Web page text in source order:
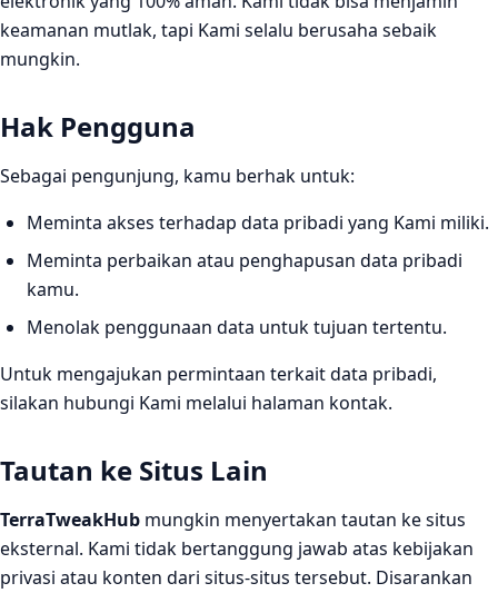
keamanan mutlak, tapi Kami selalu berusaha sebaik
mungkin.
Hak Pengguna
Sebagai pengunjung, kamu berhak untuk:
Meminta akses terhadap data pribadi yang Kami miliki.
Meminta perbaikan atau penghapusan data pribadi
kamu.
Menolak penggunaan data untuk tujuan tertentu.
Untuk mengajukan permintaan terkait data pribadi,
silakan hubungi Kami melalui halaman kontak.
Tautan ke Situs Lain
TerraTweakHub mungkin menyertakan tautan ke situs
eksternal. Kami tidak bertanggung jawab atas kebijakan
privasi atau konten dari situs-situs tersebut. Disarankan